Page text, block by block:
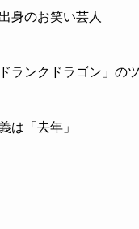
身のお笑い芸人
ランクドラゴン」の
は「去年」